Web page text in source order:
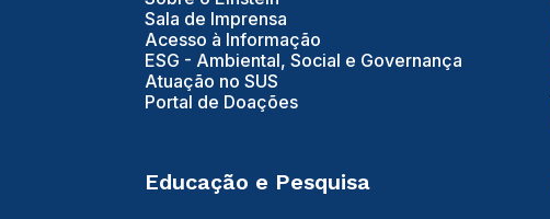
Sala de Imprensa
Acesso à Informação
ESG - Ambiental, Social e Governança
Atuação no SUS
Portal de Doações
Educação e Pesquisa